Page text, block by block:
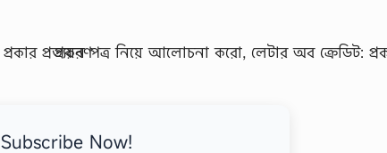
Subscribe Now!